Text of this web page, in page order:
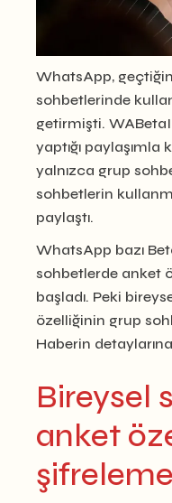
WhatsApp,
sohbetlerinde
getirmişti.
yaptığı paylaşımla
yalnızca grup
sohbetlerin
paylaştı.
WhatsApp bazı
sohbetlerde anket
başladı. Peki
özelliğinin grup
Haberin
Bireysel
anket